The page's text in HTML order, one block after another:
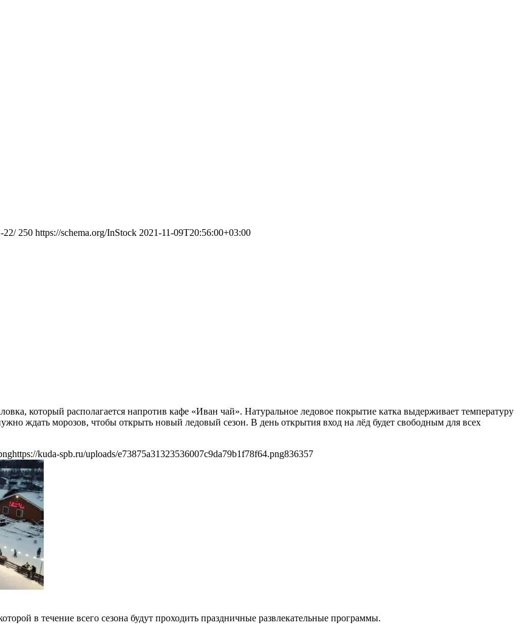
22/ 250 https://schema.org/InStock 2021-11-09T20:56:00+03:00
который располагается напротив кафе «Иван чай». Натуральное ледовое покрытие катка выдерживает температуру
ждать морозов, чтобы открыть новый ледовый сезон. В день открытия вход на лёд будет свободным для всех
https://kuda-spb.ru/uploads/e73875a31323536007c9da79b1f78f64.png836357
в течение всего сезона будут проходить праздничные развлекательные программы.